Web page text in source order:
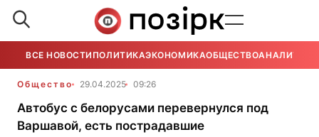
ВСЕ НОВОСТИ ПОЛИТИКАЭКОНОМИКАОБЩЕСТВОАНАЛИТИКА
Общество 29.04.2025 09:26
Автобус с белорусами перевернулся под
Варшавой, есть пострадавшие